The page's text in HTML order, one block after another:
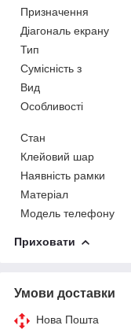
Призначення
Діагональ екрану
Тип
Сумісність з
Вид
Особливості
Стан
Клейовий шар
Наявність рамки
Матеріал
Модель телефону
Приховати
Умови доставки
Нова Пошта